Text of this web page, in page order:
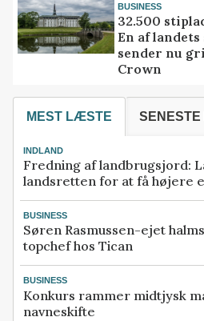
BUSINESS
32.500
En af
sender nu
Crown
MEST LÆSTE SENESTE
INDLAND
Fredning af landbrugsjord:
landsretten for at få højere
BUSINESS
Søren Rasmussen-ejet
topchef hos Tican
BUSINESS
Konkurs rammer midtjysk
navneskifte